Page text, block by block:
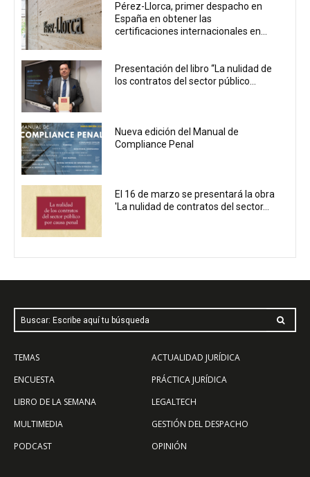
Pérez-Llorca, primer despacho en
España en obtener las
certificaciones internacionales en...
Presentación del libro “La nulidad de
los contratos del sector público...
Nueva edición del Manual de
Compliance Penal
El 16 de marzo se presentará la obra
'La nulidad de contratos del sector...
Buscar: Escribe aquí tu búsqueda
TEMAS
ENCUESTA
LIBRO DE LA SEMANA
MULTIMEDIA
PODCAST
ACTUALIDAD JURÍDICA
PRÁCTICA JURÍDICA
LEGALTECH
GESTIÓN DEL DESPACHO
OPINIÓN